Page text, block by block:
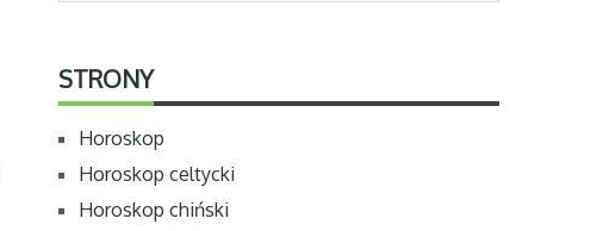
STRONY
Horoskop
Horoskop celtycki
Horoskop chiński